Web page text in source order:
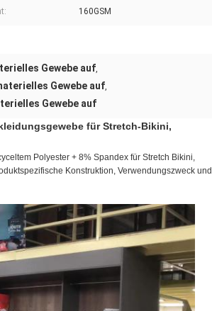
160GSM
Gewebe auf
Gewebe auf
Gewebe auf
für Stretch-Bikini,
Polyester + 8% Spandex für Stretch Bikini,
Konstruktion, Verwendungszweck und